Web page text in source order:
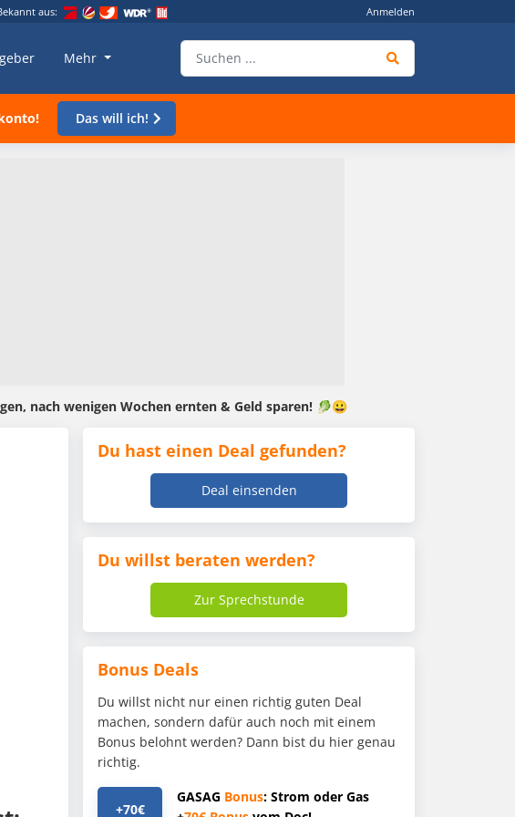
aus: Anmelden
Mehr
Das will ich!
nach wenigen Wochen ernten & Geld sparen! 🥬😀
Du hast einen Deal gefunden?
Deal einsenden
Du willst beraten werden?
Zur Sprechstunde
Bonus Deals
Du willst nicht nur einen richtig guten Deal
machen, sondern dafür auch noch mit einem
Bonus belohnt werden? Dann bist du hier genau
richtig.
+70€
GASAG Bonus: Strom oder Gas